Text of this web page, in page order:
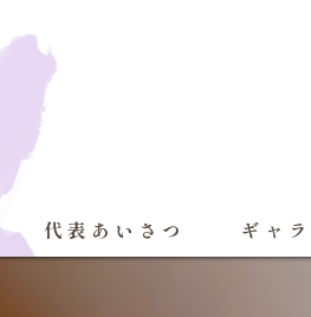
代表あいさつ ギャ